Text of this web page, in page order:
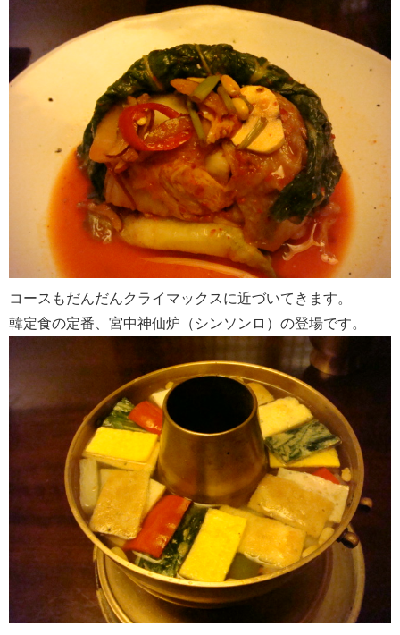
コースもだんだんクライマックスに近づいてきます。
韓定食の定番、宮中神仙炉（シンソンロ）の登場です。